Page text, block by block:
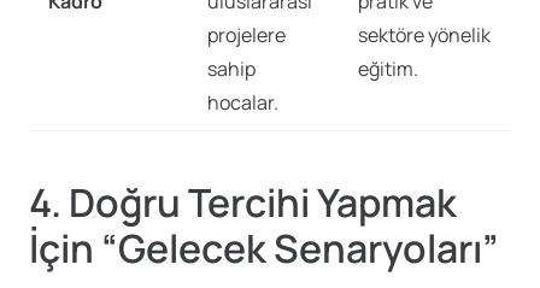
projelere
sahip
hocalar.
sektöre yönelik
eğitim.
4. Doğru Tercihi Yapmak
İçin “Gelecek Senaryoları”